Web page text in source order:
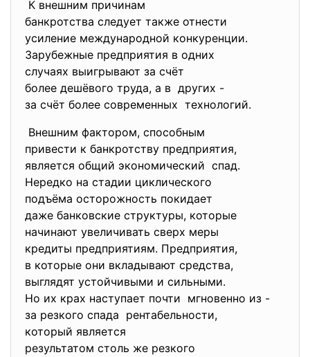
К внешним причинам
банкротства следует также отнести
усиление международной конкуренции.
Зарубежные предприятия в одних
случаях выигрывают за счёт
более дешёвого труда, а в других -
за счёт более современных технологий.
Внешним фактором, способным
привести к банкротству предприятия,
является общий экономический спад.
Нередко на стадии циклического
подъёма осторожность покидает
даже банковские структуры, которые
начинают увеличивать сверх меры
кредиты предприятиям. Предприятия,
в которые они вкладывают средства,
выглядят устойчивыми и сильными.
Но их крах наступает почти мгновенно из -
за резкого спада рентабельности,
который является
результатом столь же резкого